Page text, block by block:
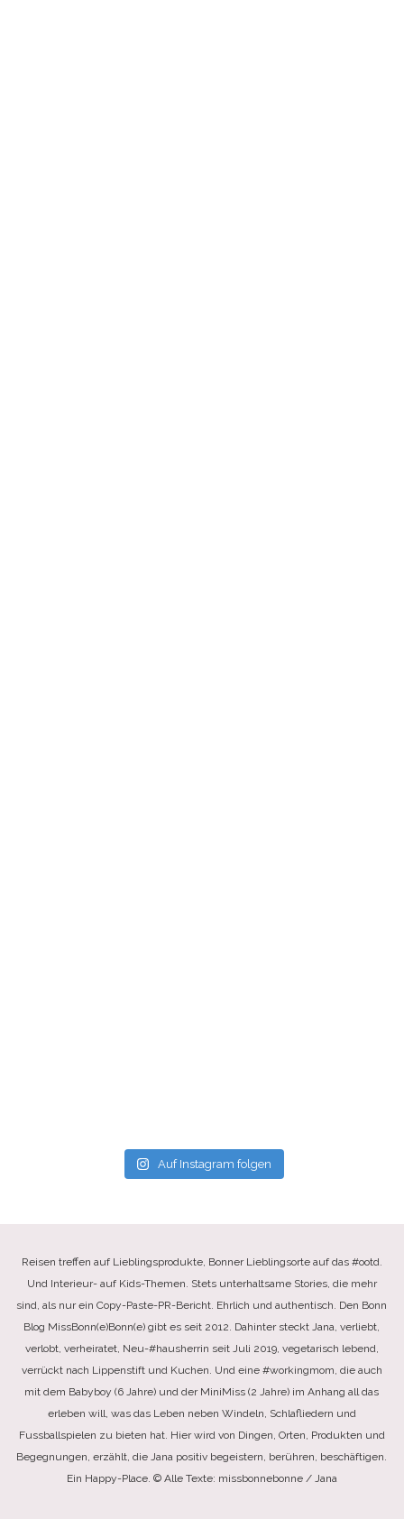
Auf Instagram folgen
Reisen treffen auf Lieblingsprodukte, Bonner Lieblingsorte auf das #ootd.
Und Interieur- auf Kids-Themen. Stets unterhaltsame Stories, die mehr
sind, als nur ein Copy-Paste-PR-Bericht. Ehrlich und authentisch. Den Bonn
Blog MissBonn(e)Bonn(e) gibt es seit 2012. Dahinter steckt Jana, verliebt,
verlobt, verheiratet, Neu-#hausherrin seit Juli 2019, vegetarisch lebend,
verrückt nach Lippenstift und Kuchen. Und eine #workingmom, die auch
mit dem Babyboy (6 Jahre) und der MiniMiss (2 Jahre) im Anhang all das
erleben will, was das Leben neben Windeln, Schlafliedern und
Fussballspielen zu bieten hat. Hier wird von Dingen, Orten, Produkten und
Begegnungen, erzählt, die Jana positiv begeistern, berühren, beschäftigen.
Ein Happy-Place. © Alle Texte: missbonnebonne / Jana